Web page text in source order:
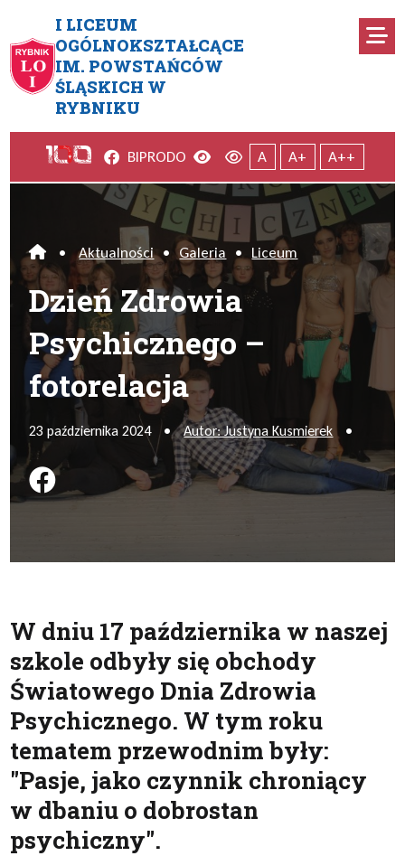
I LICEUM
OGÓLNOKSZTAŁCĄCE
IM. POWSTAŃCÓW
ŚLĄSKICH W
RYBNIKU
Dzień Zdrowia Psychicznego
Facebook
BIPRODO Wersja kontrastowa
Wersja domyślna
A A+ A++
Home
• Aktualności • Galeria • Liceum
Dzień Zdrowia
Psychicznego –
fotorelacja
23 października 2024 • Autor: Justyna Kusmierek •
Podziel się na FB
W dniu 17 października w naszej
szkole odbyły się obchody
Światowego Dnia Zdrowia
Psychicznego. W tym roku
tematem przewodnim były:
"Pasje, jako czynnik chroniący
w dbaniu o dobrostan
psychiczny".